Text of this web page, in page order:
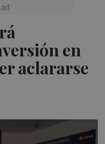
en
aclararse